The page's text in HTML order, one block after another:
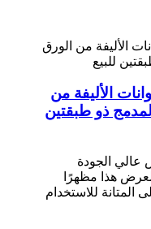
الأليفة من
ذو طبقتين
الجودة
هذا مظهرًا
المتانة للاستخدام